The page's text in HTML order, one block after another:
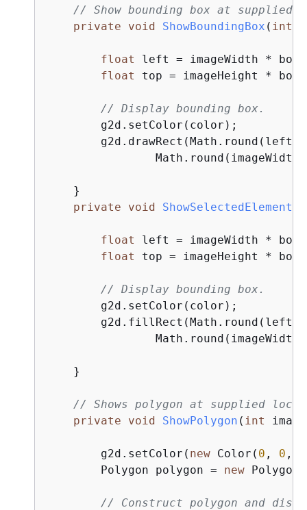
// Show bounding box at supplied
private
void ShowBoundingBox ( int
float
left = imageWidth *
float
top = imageHeight *
// Display bounding box.
        g2d.setColor(color);
    }
private
void ShowSelectedElement
float
left = imageWidth *
float
top = imageHeight *
// Display bounding box.
        g2d.setColor(color);
    }
// Shows polygon at supplied
private
void ShowPolygon ( int
        g2d.setColor(
new Color( 0 , 0 ,
        Polygon polygon =
new
// Construct polygon and